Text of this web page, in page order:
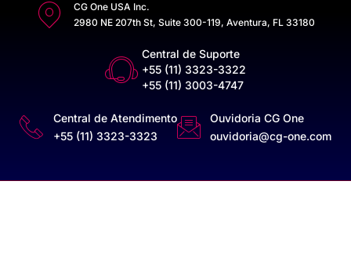
CG One USA Inc.
2980 NE 207th St, Suite 300-119, Aventura, FL 33180
Central de Suporte
+55 (11) 3323-3322
+55 (11) 3003-4747
Central de Atendimento
+55 (11) 3323-3323
Ouvidoria CG One
ouvidoria@cg-one.com